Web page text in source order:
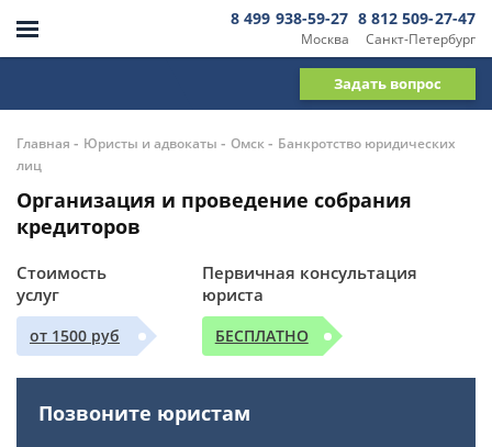
Москва
8 499 938-59-27
Санкт-Петербург
8 812 509-27-47
Задать вопрос
Главная - Юристы и адвокаты - Омск- Банкротство юридических
лиц
Организация и проведение собрания
кредиторов
Стоимость
услуг
от 1500 руб
Первичная консультация
юриста
БЕСПЛАТНО
Позвоните юристам